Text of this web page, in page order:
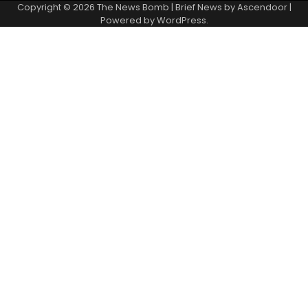
Copyright © 2026 The News Bomb | Brief News byAscendoor|
Powered byWordPress.